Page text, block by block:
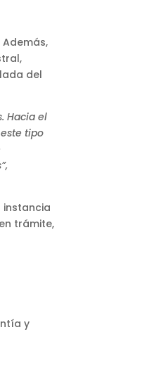
del
Hacia el
tipo
instancia
trámite,
y